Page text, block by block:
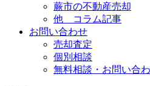
蕨市の不動産売却
他 コラム記事
お問い合わせ
売却査定
個別相談
無料相談・お問い合